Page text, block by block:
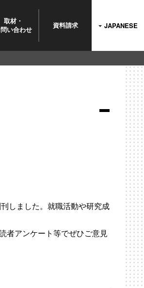
取材・
い合わせ 資料請求 JAPANESE
しました。就職活動や研究成
者アンケート等でぜひご意見